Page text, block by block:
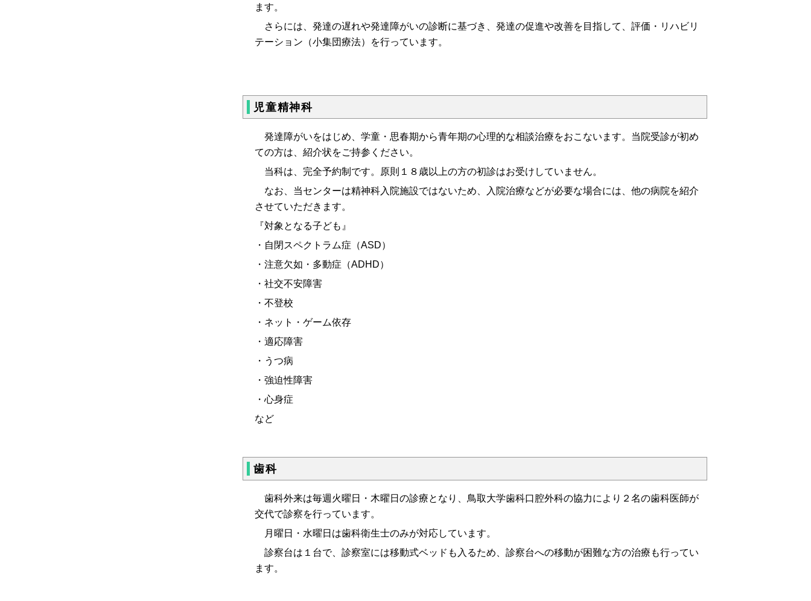
ます。
さらには、発達の遅れや発達障がいの診断に基づき、発達の促進や改善を目指して、評価・リハビリ
テーション（小集団療法）を行っています。
児童精神科
発達障がいをはじめ、学童・思春期から青年期の心理的な相談治療をおこないます。当院受診が初め
ての方は、紹介状をご持参ください。
当科は、完全予約制です。原則１８歳以上の方の初診はお受けしていません。
なお、当センターは精神科入院施設ではないため、入院治療などが必要な場合には、他の病院を紹介
させていただきます。
『対象となる子ども』
・自閉スペクトラム症（ASD）
・注意欠如・多動症（ADHD）
・社交不安障害
・不登校
・ネット・ゲーム依存
・適応障害
・うつ病
・強迫性障害
・心身症
など
歯科
歯科外来は毎週火曜日・木曜日の診療となり、鳥取大学歯科口腔外科の協力により２名の歯科医師が
交代で診察を行っています。
月曜日・水曜日は歯科衛生士のみが対応しています。
診察台は１台で、診察室には移動式ベッドも入るため、診察台への移動が困難な方の治療も行ってい
ます。